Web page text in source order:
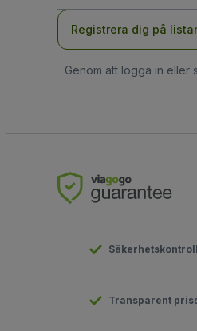
Registrera dig på
Genom att logga in
Transparent